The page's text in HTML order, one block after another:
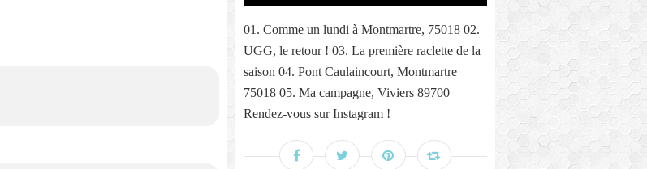
01. Comme un lundi à Montmartre, 75018 02.
UGG, le retour ! 03. La première raclette de la
saison 04. Pont Caulaincourt, Montmartre
75018 05. Ma campagne, Viviers 89700
Rendez-vous sur Instagram !